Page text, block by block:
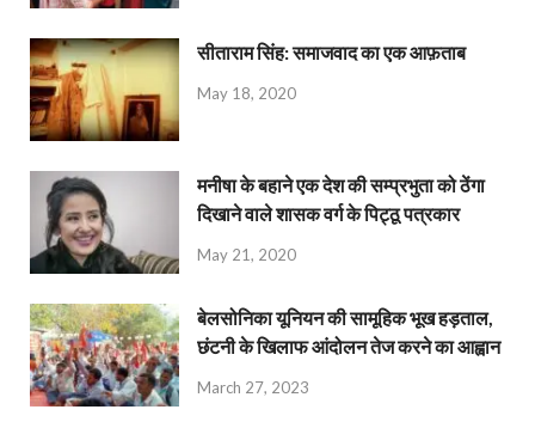
सीताराम सिंह: समाजवाद का एक आफ़ताब
May 18, 2020
मनीषा के बहाने एक देश की सम्प्रभुता को ठेंगा
दिखाने वाले शासक वर्ग के पिट्ठू पत्रकार
May 21, 2020
बेलसोनिका यूनियन की सामूहिक भूख हड़ताल,
छंटनी के खिलाफ आंदोलन तेज करने का आह्वान
March 27, 2023